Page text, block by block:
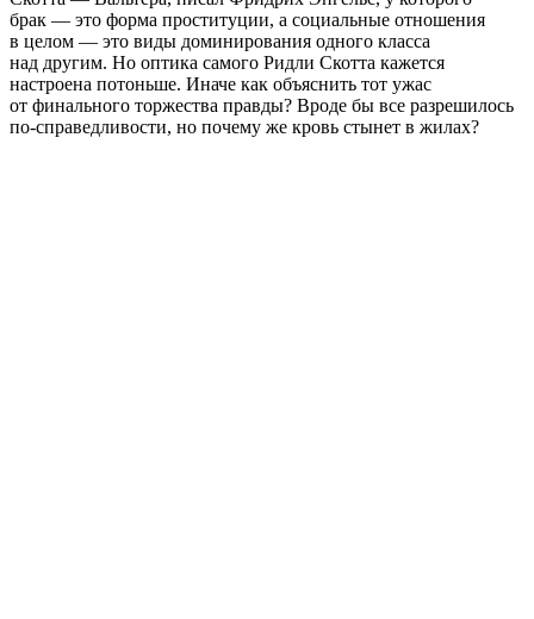
брак — это форма проституции, а социальные отношения
в целом — это виды доминирования одного класса
над другим. Но оптика самого Ридли Скотта кажется
настроена потоньше. Иначе как объяснить тот ужас
от финального торжества правды? Вроде бы все разрешилось
по-справедливости, но почему же кровь стынет в жилах?